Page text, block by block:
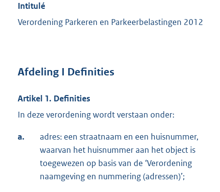
Intitulé
Verordening Parkeren en Parkeerbelastingen 2012
Afdeling I Definities
Artikel 1. Definities
In deze verordening wordt verstaan onder:
a.
adres: een straatnaam en een huisnummer,
waarvan het huisnummer aan het object is
toegewezen op basis van de ‘Verordening
naamgeving en nummering (adressen)’;